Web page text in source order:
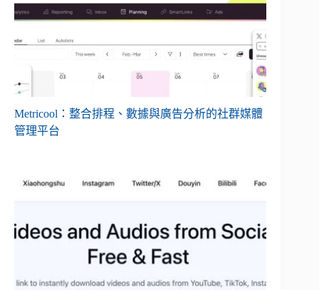
Metricool：整合排程、數據與廣告分析的社群媒體
管理平台